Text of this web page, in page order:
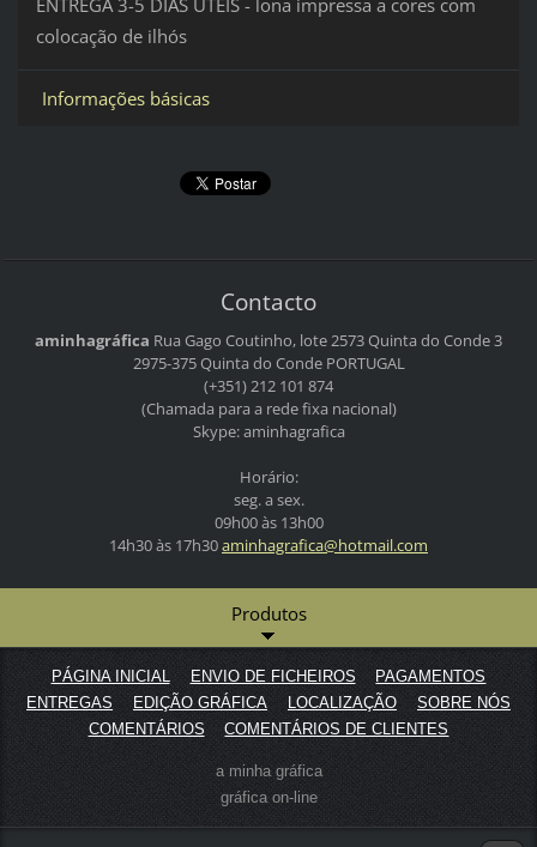
ENTREGA 3-5 DIAS ÚTEIS - lona impressa a cores com
colocação de ilhós
Informações básicas
Contacto
aminhagráfica Rua Gago Coutinho, lote 2573Quinta do Conde 3
2975-375 Quinta do CondePORTUGAL
(+351) 212 101 874
(Chamada para a rede fixa nacional)
Skype: aminhagrafica
Horário:
seg. a sex.
09h00 às 13h00
14h30 às 17h30aminhagrafica@hotmail.com
Produtos
PÁGINA INICIAL ENVIO DE FICHEIROS
PAGAMENTOS
ENTREGAS
EDIÇÃO GRÁFICA LOCALIZAÇÃO
SOBRE NÓS
COMENTÁRIOS
COMENTÁRIOS DE CLIENTES
a minha gráfica
gráfica on-line